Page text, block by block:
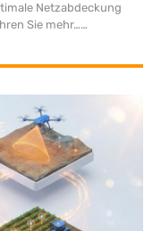
Netzabdeckung
Sie mehr…